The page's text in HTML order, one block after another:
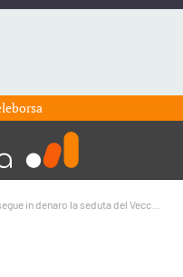
denaro la seduta del Vecchio Continente, più cauta Milano dove corrono Avio e Moncler